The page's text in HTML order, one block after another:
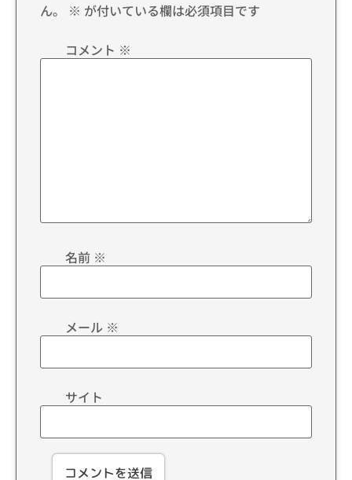
ん。
※ が付いている欄は必須項目です
コメント ※
名前 ※
メール ※
サイト